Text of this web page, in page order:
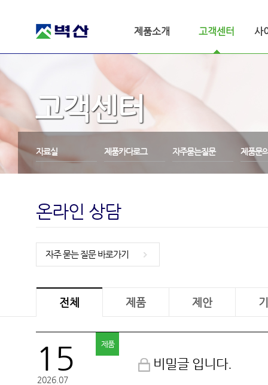
제품소개 고객센터 사
고객센터
자료실 제품카다로그 자주묻는질문 제품문
온라인 상담
자주 묻는 질문 바로가기
전체 제품 제안
15
2026.07
제품
비밀글 입니다.